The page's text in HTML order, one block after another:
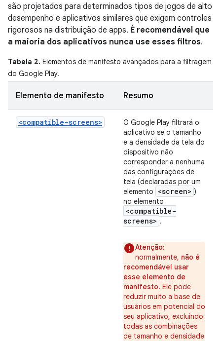
são projetados para determinados tipos de jogos de alto
desempenho e aplicativos similares que exigem controles
rigorosos na distribuição de apps. É recomendável que
a maioria dos aplicativos nunca use esses filtros.
Tabela 2. Elementos de manifesto avançados para a filtragem
do Google Play.
Elemento de manifesto Resumo
<compatible-screens>
O Google Play filtrará o
aplicativo se o tamanho
e a densidade da tela do
dispositivo não
corresponder a nenhuma
das configurações de
tela (declaradas por um
elemento
<screen> )
no elemento
<compatible-
screens> .
Atenção:
normalmente, não é
recomendável usar
esse elemento de
manifesto. Ele pode
reduzir muito a base de
usuários em potencial do
seu aplicativo, excluindo
todas as combinações
de tamanho e densidade